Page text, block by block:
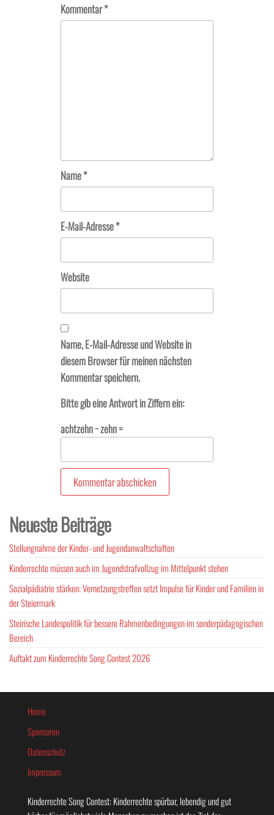
Kommentar*
Name*
E-Mail-Adresse*
Website
Name, E-Mail-Adresse und Website in
diesem Browser für meinen nächsten
Kommentar speichern.
Bitte gib eine Antwort in Ziffern ein:
achtzehn − zehn =
Neueste Beiträge
Stellungnahme der Kinder- und Jugendanwaltschaften
Kinderrechte müssen auch im Jugendstrafvollzug im Mittelpunkt stehen
Sozialpädiatrie stärken: Vernetzungstreffen setzt Impulse für Kinder und Familien in
der Steiermark
Steirische Landespolitik für bessere Rahmenbedingungen im sonderpädagogischen
Bereich
Auftakt zum Kinderrechte Song Contest 2026
Home
Sponsoren
Datenschutz
Impressum
Kinderrechte Song Contest: Kinderrechte spürbar, lebendig und gut